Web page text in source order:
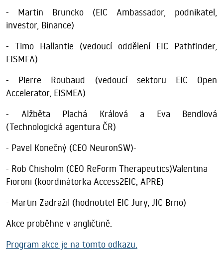
- Martin Bruncko (EIC Ambassador, podnikatel,
investor, Binance)
- Timo Hallantie (vedoucí oddělení EIC Pathfinder,
EISMEA)
- Pierre Roubaud (vedoucí sektoru EIC Open
Accelerator, EISMEA)
- Alžběta Plachá Králová a Eva Bendlová
(Technologická agentura ČR)
- Pavel Konečný (CEO NeuronSW)-
- Rob Chisholm (CEO ReForm Therapeutics)Valentina
Fioroni (koordinátorka Access2EIC, APRE)
- Martin Zadražil (hodnotitel EIC Jury, JIC Brno)
Akce proběhne v angličtině.
Program akce je na tomto odkazu.